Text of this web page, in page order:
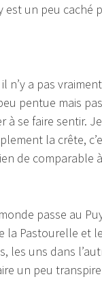
est un peu caché
a pas
pentue mais
se faire sentir.
la crête,
de comparable
passe au
la Pastourelle et
les uns dans
un peu